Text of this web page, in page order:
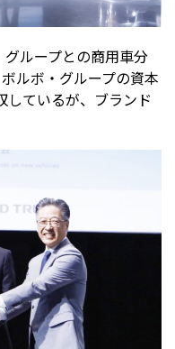
ループとの商用車分
ルボ・グループの資本
しているが、ブランド